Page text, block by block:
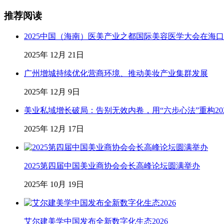
推荐阅读
2025中国（海南）医美产业之都国际美容医学大会在海
2025年 12月 21日
广州增城持续优化营商环境、推动美妆产业集群发展
2025年 12月 9日
美业私域增长破局：告别无效内卷，用“六步心法”重构
2025年 12月 17日
2025第四届中国美业商协会会长高峰论坛圆满举办
2025年 10月 19日
艾尔建美学中国发布全新数字化生态2026